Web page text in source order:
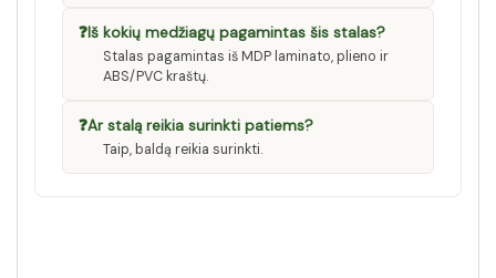
❓Iš kokių medžiagų pagamintas šis stalas?
Stalas pagamintas iš MDP laminato, plieno ir
ABS/PVC kraštų.
❓Ar stalą reikia surinkti patiems?
Taip, baldą reikia surinkti.